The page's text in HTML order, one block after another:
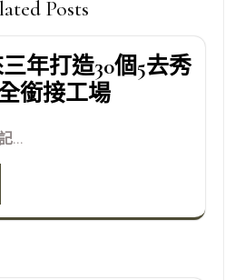
Posts
年打造30個5去秀
銜接工場
...